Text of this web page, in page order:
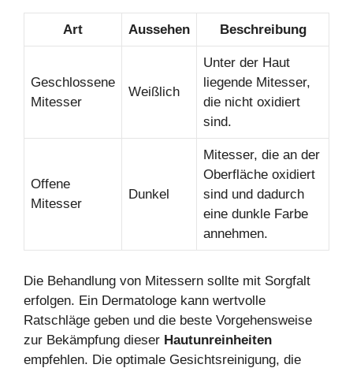
Art Aussehen Beschreibung
Geschlossene
Mitesser
Weißlich
Unter der Haut
liegende Mitesser,
die nicht oxidiert
sind.
Offene
Mitesser
Dunkel
Mitesser, die an der
Oberfläche oxidiert
sind und dadurch
eine dunkle Farbe
annehmen.
Die Behandlung von Mitessern sollte mit Sorgfalt
erfolgen. Ein Dermatologe kann wertvolle
Ratschläge geben und die beste Vorgehensweise
zur Bekämpfung dieser Hautunreinheiten
empfehlen. Die optimale Gesichtsreinigung, die